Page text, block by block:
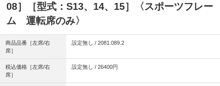
08］［型式：S13、14、15］〈スポーツフレー
ム 運転席のみ〉
商品品番［左席/右
席］
設定無し / 2081.089.2
税込価格［左席/右
席］
設定無し / 26400円